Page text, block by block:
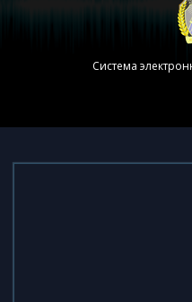
Система